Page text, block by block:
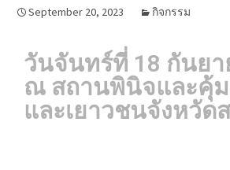
September 20, 2023 กิจกรรม
วันจันทร์ที่ 18 กันยา
ณ สถานพินิจและคุ้ม
และเยาวชนจังหวัด